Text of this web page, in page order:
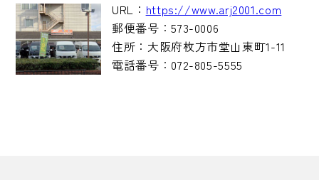
URL： https://www.arj2001.com
郵便番号：573-0006
住所： 大阪府枚方市堂山東町1-11
電話番号： 072-805-5555